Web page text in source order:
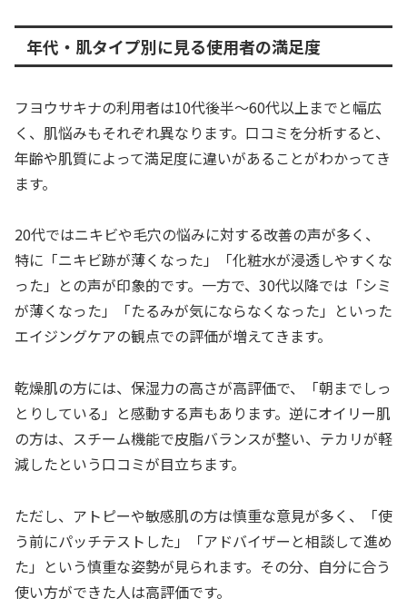
年代・肌タイプ別に見る使用者の満足度
フヨウサキナの利用者は10代後半〜60代以上までと幅広
く、肌悩みもそれぞれ異なります。口コミを分析すると、
年齢や肌質によって満足度に違いがあることがわかってき
ます。
20代ではニキビや毛穴の悩みに対する改善の声が多く、
特に「ニキビ跡が薄くなった」「化粧水が浸透しやすくな
った」との声が印象的です。一方で、30代以降では「シミ
が薄くなった」「たるみが気にならなくなった」といった
エイジングケアの観点での評価が増えてきます。
乾燥肌の方には、保湿力の高さが高評価で、「朝までしっ
とりしている」と感動する声もあります。逆にオイリー肌
の方は、スチーム機能で皮脂バランスが整い、テカリが軽
減したという口コミが目立ちます。
ただし、アトピーや敏感肌の方は慎重な意見が多く、「使
う前にパッチテストした」「アドバイザーと相談して進め
た」という慎重な姿勢が見られます。その分、自分に合う
使い方ができた人は高評価です。